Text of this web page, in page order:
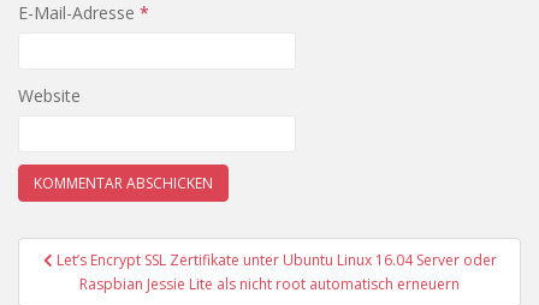
E-Mail-Adresse *
Website
Beitragsnavigation
Let’s Encrypt SSL Zertifikate unter Ubuntu Linux 16.04 Server oder
Raspbian Jessie Lite als nicht root automatisch erneuern